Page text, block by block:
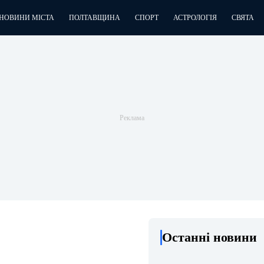
МІСТА ПОЛТАВЩИНА СПОРТ АСТРОЛОГІЯ СВЯТА
Останні новини